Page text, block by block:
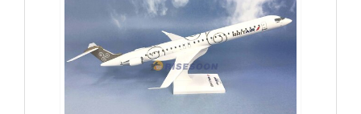
BZH10CRJ0P01 $1600